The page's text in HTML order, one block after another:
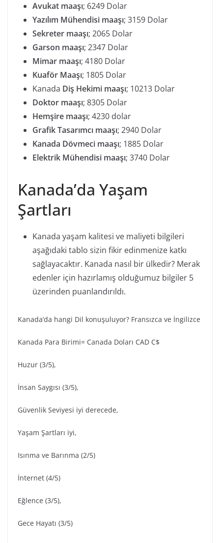
Avukat maaşı; 6249 Dolar
Yazılım Mühendisi maaşı; 3159 Dolar
Sekreter maaşı; 2065 Dolar
Garson maaşı; 2347 Dolar
Mimar maaşı; 4180 Dolar
Kuaför Maaşı; 1805 Dolar
Kanada Diş Hekimi maaşı; 10213 Dolar
Doktor maaşı; 8305 Dolar
Hemşire maaşı; 4230 dolar
Grafik Tasarımcı maaşı; 2940 Dolar
Kanada Dövmeci maaşı; 1885 Dolar
Elektrik Mühendisi maaşı; 3740 Dolar
Kanada’da Yaşam
Şartları
Kanada yaşam kalitesi ve maliyeti bilgileri
aşağıdaki tablo sizin fikir edinmenize katkı
sağlayacaktır. Kanada nasıl bir ülkedir? Merak
edenler için hazırlamış olduğumuz bilgiler 5
üzerinden puanlandırıldı.
Kanada’da hangi Dil konuşuluyor? Fransızca ve İngilizce
Kanada Para Birimi= Canada Doları CAD C$
Huzur (3/5),
İnsan Saygısı (3/5),
Güvenlik Seviyesi iyi derecede,
Yaşam Şartları iyi,
Isınma ve Barınma (2/5)
İnternet (4/5)
Eğlence (3/5),
Gece Hayatı (3/5)